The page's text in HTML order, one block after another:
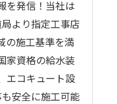
を発信！当社は
より指定工事店
の施工基準を満
家資格の給水装
エコキュート設
安全に施工可能